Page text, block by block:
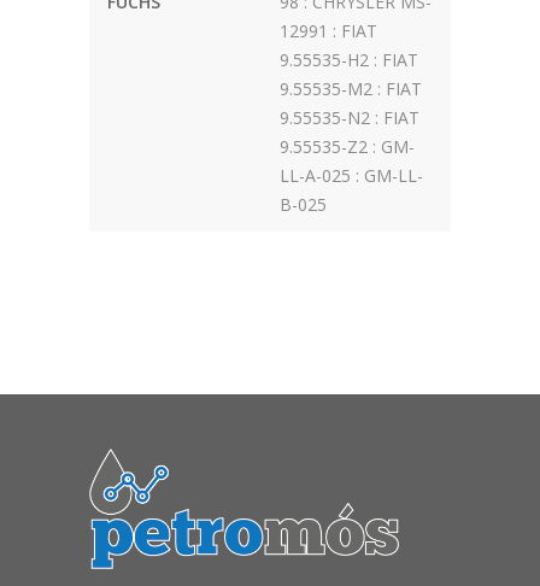
12991 : FIAT
9.55535-H2 : FIAT
9.55535-M2 : FIAT
9.55535-N2 : FIAT
9.55535-Z2 : GM-
LL-A-025 : GM-LL-
B-025